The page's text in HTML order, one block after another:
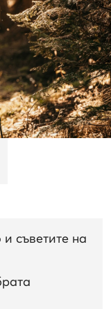
Съвети
съветите на